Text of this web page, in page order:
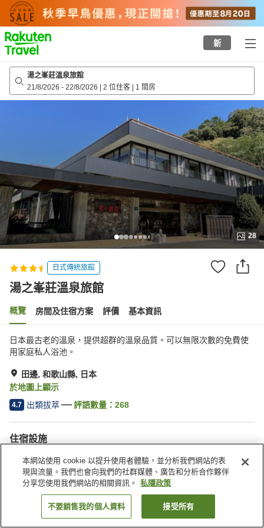
to
top
page
新
湯之峯莊溫泉旅館
21/8/2026 - 22/8/2026 | 2 位住客 | 1 間房
28
日式傳統旅館
湯之峯莊溫泉旅館
概覽 房間及住宿方案 評價 基本資訊
日本最古老的溫泉，提供超群的溫泉品質。可以無限次數的免費使
用家庭私人浴池。
田邊, 和歌山縣, 日本
於地圖上顯示
4.7 出類拔萃 評語數量： 268
住宿設施
停車場
休息室
自動販賣機
商店
找客房
本網站使用 cookie 以提升使用者體驗，並分析我們網站的表
現與流量。我們也會向我們的社群媒體、廣告和分析合作夥伴
分享您使用我們網站的相關資訊。
私隱政策
不要銷售我的個人資料 接受所有